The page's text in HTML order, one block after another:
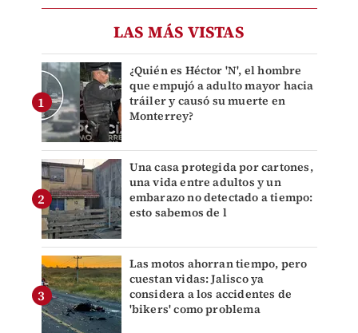
LAS MÁS VISTAS
¿Quién es Héctor 'N', el hombre
que empujó a adulto mayor hacia
tráiler y causó su muerte en
Monterrey?
Una casa protegida por cartones,
una vida entre adultos y un
embarazo no detectado a tiempo:
esto sabemos de l
Las motos ahorran tiempo, pero
cuestan vidas: Jalisco ya
considera a los accidentes de
'bikers' como problema